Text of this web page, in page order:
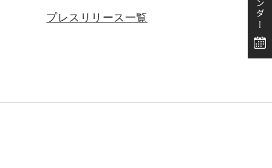
プレスリリース一覧